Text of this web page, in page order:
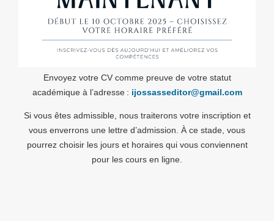
Envoyez votre CV comme preuve de votre statut
académique à l’adresse : ijossasseditor@gmail.com
Si vous êtes admissible, nous traiterons votre inscription et
vous enverrons une lettre d’admission. À ce stade, vous
pourrez choisir les jours et horaires qui vous conviennent
pour les cours en ligne.